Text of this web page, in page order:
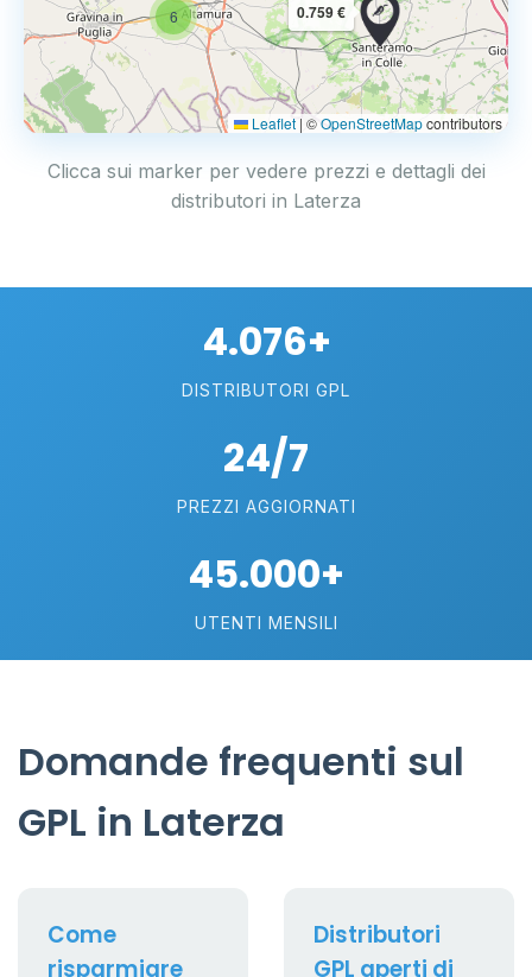
6 0.759 €
Leaflet | ©OpenStreetMapcontributors
Clicca sui marker per vedere prezzi e dettagli dei
distributori in Laterza
4.076+
DISTRIBUTORI GPL
24/7
PREZZI AGGIORNATI
45.000+
UTENTI MENSILI
Domande frequenti sul
GPL in Laterza
Come
risparmiare
Distributori
GPL aperti di